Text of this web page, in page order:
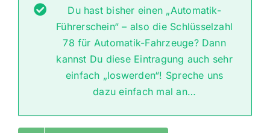
Du hast bisher einen „Automatik-
Führerschein“ – also die Schlüsselzahl
78 für Automatik-Fahrzeuge? Dann
kannst Du diese Eintragung auch sehr
einfach „loswerden“! Spreche uns
dazu einfach mal an…